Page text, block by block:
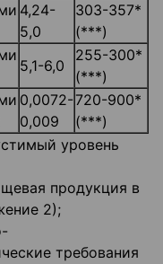
4,24-
5,0
303-357*
(***)
5,1-6,0
255-300*
(***)
0,0072-
0,009
720-900*
(***)
уровень
продукция в
2);
требования